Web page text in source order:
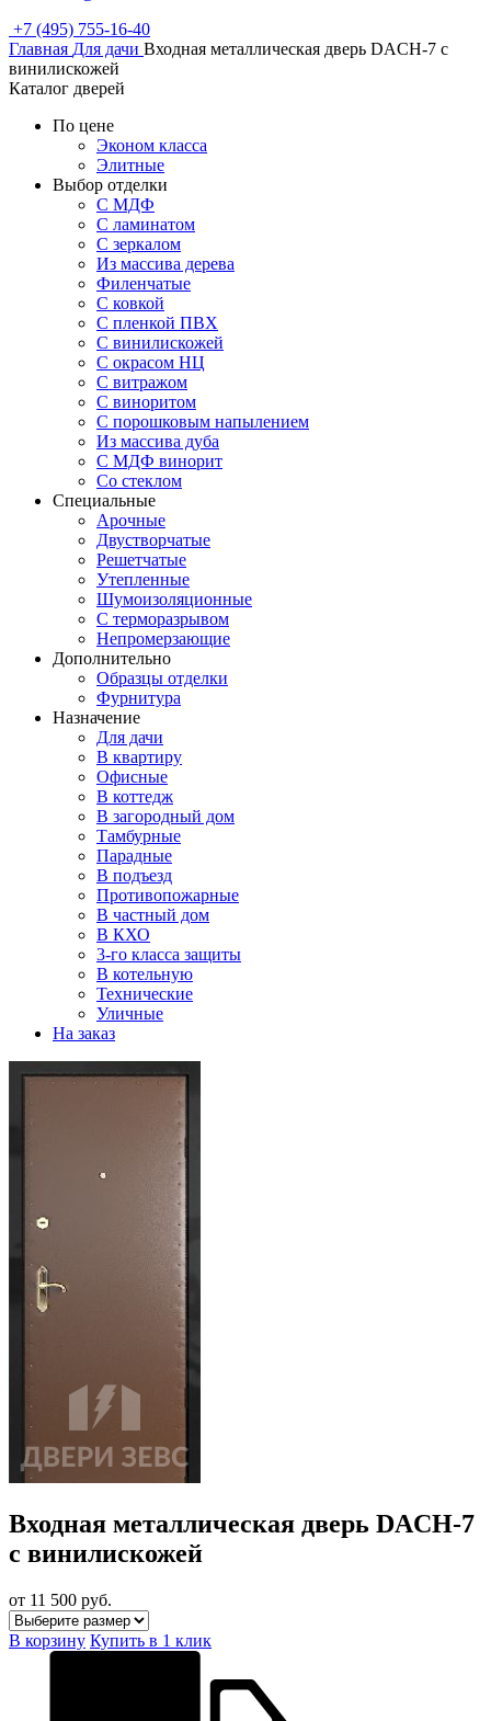
+7 (495) 755-16-40
Главная Для дачи Входная металлическая дверь DACH-7 с
винилискожей
Каталог дверей
По цене
Эконом класса
Элитные
Выбор отделки
С МДФ
С ламинатом
С зеркалом
Из массива дерева
Филенчатые
С ковкой
С пленкой ПВХ
С винилискожей
С окрасом НЦ
С витражом
С виноритом
С порошковым напылением
Из массива дуба
С МДФ винорит
Со стеклом
Специальные
Арочные
Двустворчатые
Решетчатые
Утепленные
Шумоизоляционные
С терморазрывом
Непромерзающие
Дополнительно
Образцы отделки
Фурнитура
Назначение
Для дачи
В квартиру
Офисные
В коттедж
В загородный дом
Тамбурные
Парадные
В подъезд
Противопожарные
В частный дом
В КХО
3-го класса защиты
В котельную
Технические
Уличные
На заказ
Входная металлическая дверь DACH-7
с винилискожей
от 11 500 руб.
В корзину Купить в 1 клик